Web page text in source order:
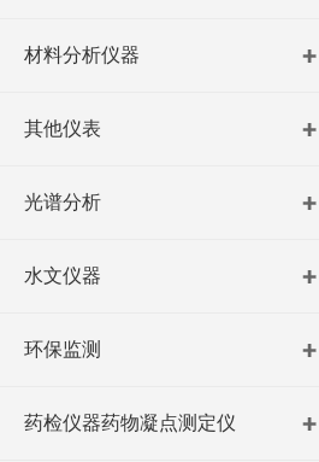
材料分析仪器
其他仪表
光谱分析
水文仪器
环保监测
药检仪器药物凝点测定仪